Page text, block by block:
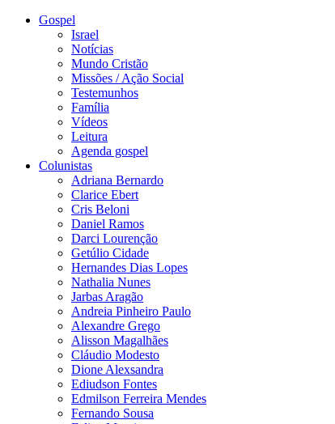
Gospel
Israel
Notícias
Mundo Cristão
Missões / Ação Social
Testemunhos
Família
Vídeos
Leitura
Agenda gospel
Colunistas
Adriana Bernardo
Clarice Ebert
Cris Beloni
Daniel Ramos
Darci Lourenção
Getúlio Cidade
Hernandes Dias Lopes
Nathalia Nunes
Jarbas Aragão
Andreia Pinheiro Paulo
Alexandre Grego
Alisson Magalhães
Cláudio Modesto
Dione Alexsandra
Ediudson Fontes
Edmilson Ferreira Mendes
Fernando Sousa